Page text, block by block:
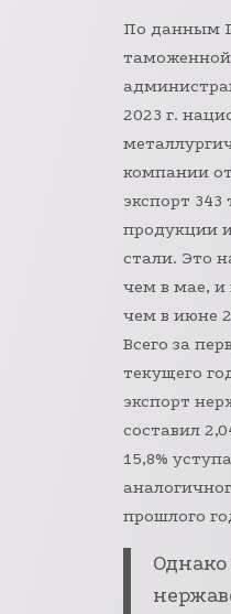
По данным
таможенной
2023 г.
компании
экспорт 343
продукции
стали. Это
чем в мае, и
чем в июне
Всего за
текущего
экспорт
составил
15,8%
прошлого